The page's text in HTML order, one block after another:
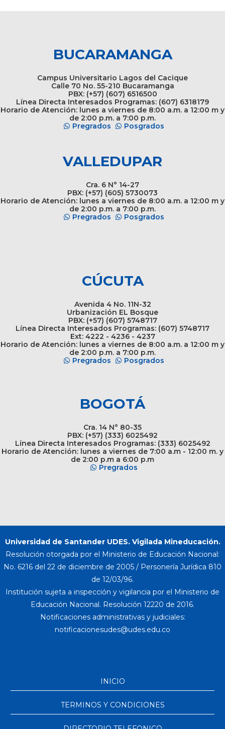
BUCARAMANGA
Campus Universitario Lagos del Cacique
Calle 70 No. 55-210 Bucaramanga
PBX: (+57) (607) 6516500
Línea Directa Interesados Programas: (607) 6318179
Horario de Atención: lunes a viernes de 8:00 a.m. a 12:00 m y
de 2:00 p.m. a 7:00 p.m.
Pregrados
Posgrados
VALLEDUPAR
Cra. 6 N° 14-27
PBX: (+57) (605) 5730073
Horario de Atención: lunes a viernes de 8:00 a.m. a 12:00 m y
de 2:00 p.m. a 7:00 p.m.
Pregrados
Posgrados
CÚCUTA
Avenida 4 No. 11N-32
Urbanización EL Bosque
PBX: (+57) (607) 5748717
Línea Directa Interesados Programas: (607) 5748717
Ext: 4222 - 4236 - 4237
Horario de Atención: lunes a viernes de 8:00 a.m. a 12:00 m y
de 2:00 p.m. a 7:00 p.m.
Pregrados
Posgrados
BOGOTÁ
Cra. 14 N° 80-35
PBX: (+57) (333) 6025492
Línea Directa Interesados Programas: (333) 6025492
Horario de Atención: lunes a viernes de 7:00 a.m - 12:00 m. y
de 2:00 p.m a 6:00 p.m
Pregrados
Universidad de Santander UDES. Vigilada Mineducación.
Resolución otorgada por el Ministerio de Educación Nacional:
No. 6216 del 22 de diciembre de 2005 / Personería Jurídica 810
de 12/03/96.
Institución sujeta a inspección y vigilancia por el Ministerio de
Educación Nacional. Resolución 12220 de 2016.
Notificaciones administrativas y judiciales:
INICIO
TERMINOS Y CONDICIONES